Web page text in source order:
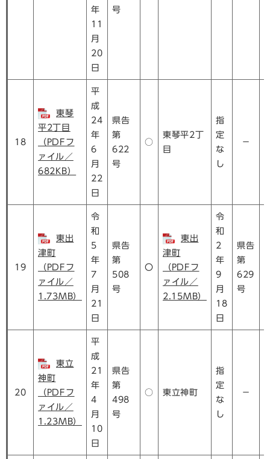
年
11
月
20
日
号
18
東琴
平2丁目
（PDFフ
ァイル／
682KB）
平
成
24
年
6
月
22
日
県告
第
622
号
○
東琴平2丁
目
指
定
な
し
－
19
東出
津町
（PDFフ
ァイル／
1.73MB）
令
和
5
年
7
月
21
日
県告
第
508
号
〇
東出
津町
（PDFフ
ァイル／
2.15MB）
令
和
2
年
9
月
18
日
県告
第
629
号
20
東立
神町
（PDFフ
ァイル／
1.23MB）
平
成
21
年
4
月
10
日
県告
第
498
号
○ 東立神町
指
定
な
し
－